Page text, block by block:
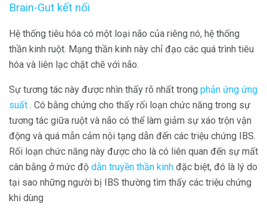
Brain-Gut kết nối
Hệ thống tiêu hóa có một loại não của riêng nó, hệ thống
thần kinh ruột. Mạng thần kinh này chỉ đạo các quá trình tiêu
hóa và liên lạc chặt chẽ với não.
Sự tương tác này được nhìn thấy rõ nhất trong phản ứng ứng
suất . Có bằng chứng cho thấy rối loạn chức năng trong sự
tương tác giữa ruột và não có thể làm giảm sự xáo trộn vận
động và quá mẫn cảm nội tạng dẫn đến các triệu chứng IBS.
Rối loạn chức năng này được cho là có liên quan đến sự mất
cân bằng ở mức độ dẫn truyền thần kinh đặc biệt, đó là lý do
tại sao những người bị IBS thường tìm thấy các triệu chứng
khi dùng